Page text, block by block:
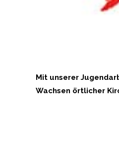
Mit unserer
Wachsen örtlicher